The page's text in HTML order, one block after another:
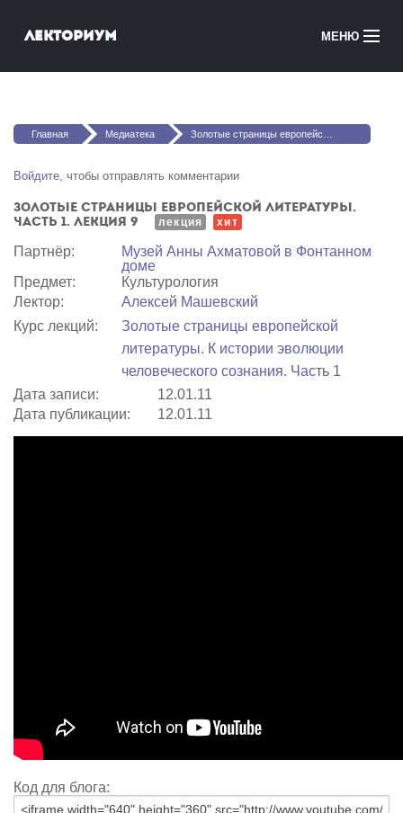
Лекториум МЕНЮ
Медиатека
Courses in English
Войти
Вы здесь
Главная Медиатека Золотые страницы европейской литературы. Часть 1. Лекция 9
Войдите, чтобы отправлять комментарии
Золотые страницы европейской литературы.
Часть 1. Лекция 9
лекция хит
Партнёр:
Музей Анны Ахматовой в Фонтанном
доме
Предмет:
Культурология
Лектор:
Алексей Машевский
Курс лекций:
Золотые страницы европейской
литературы. К истории эволюции
человеческого сознания. Часть 1
Дата записи:
12.01.11
Дата публикации:
12.01.11
Код для блога: